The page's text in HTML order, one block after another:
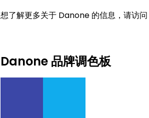
想了解更多关于 Danone 的信息，请访问
Danone 品牌调色板